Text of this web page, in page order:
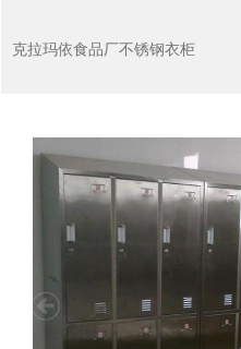
克拉玛依食品厂不锈钢衣柜